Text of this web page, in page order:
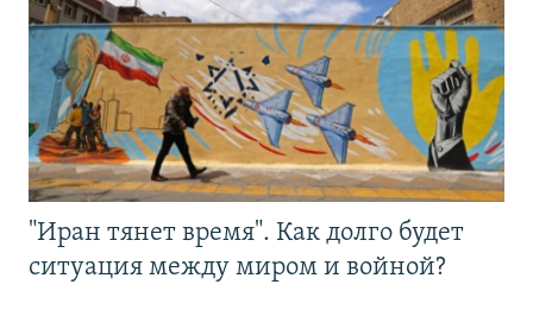
"Иран тянет время". Как долго будет
ситуация между миром и войной?